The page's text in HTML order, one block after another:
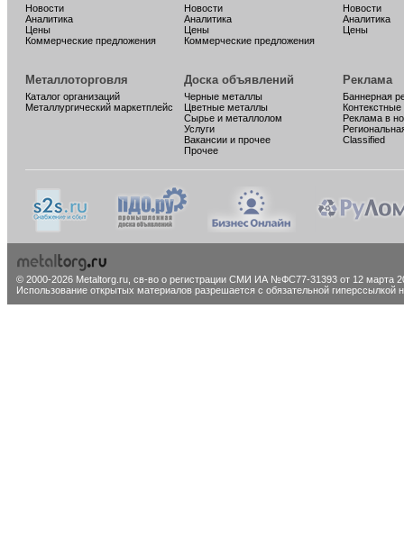
Новости
Аналитика
Цены
Коммерческие предложения
Новости
Аналитика
Цены
Коммерческие предложения
Новости
Аналитика
Цены
Металлоторговля
Каталог организаций
Металлургический маркетплейс
Доска объявлений
Черные металлы
Цветные металлы
Сырье и металлолом
Услуги
Вакансии и прочее
Прочее
Реклама
Баннерная
Реклама в
Classified
© 2000-2026 Metaltorg.ru, св-во о регистрации СМИ ИА №ФС77-31393 от 12 марта
Использование открытых материалов разрешается с обязательной гиперссылкой